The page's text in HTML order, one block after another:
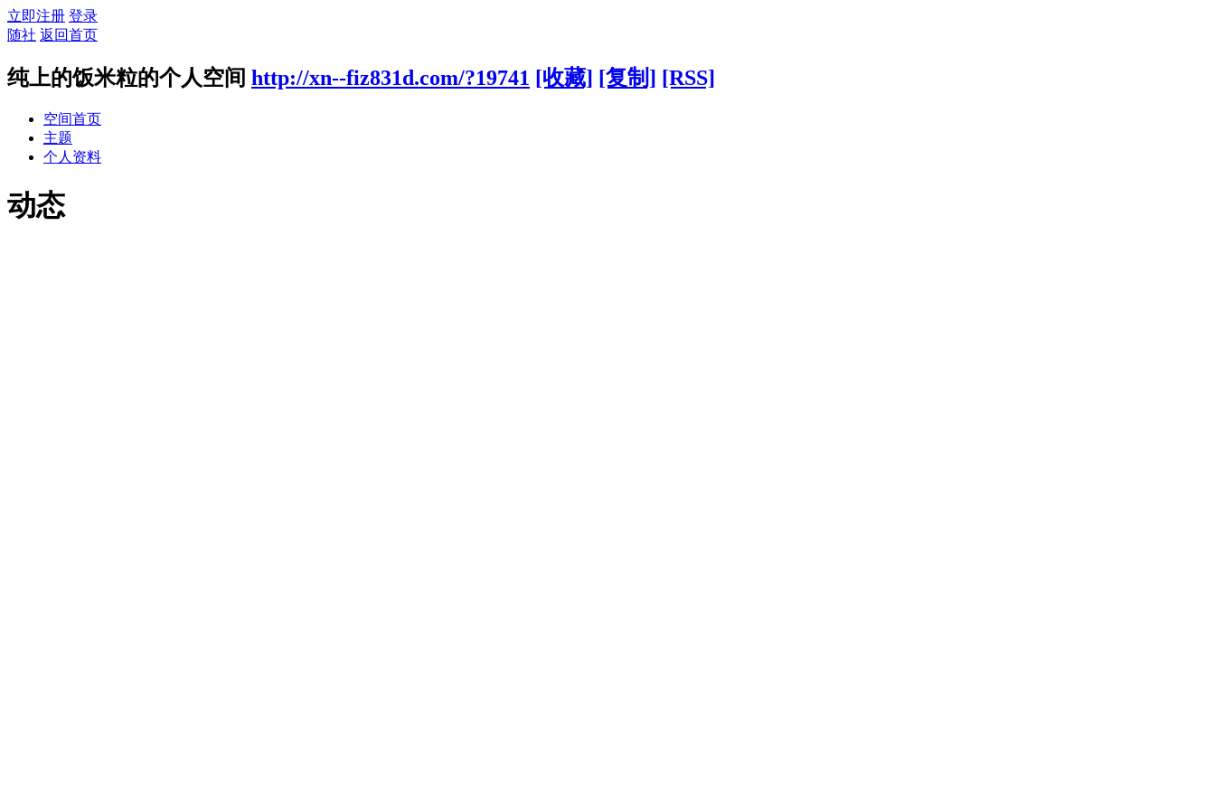
立即注册 登录
随社 返回首页
纯上的饭米粒的个人空间 http://xn--fiz831d.com/?19741 [收藏] [复制] [RSS]
空间首页
主题
个人资料
动态